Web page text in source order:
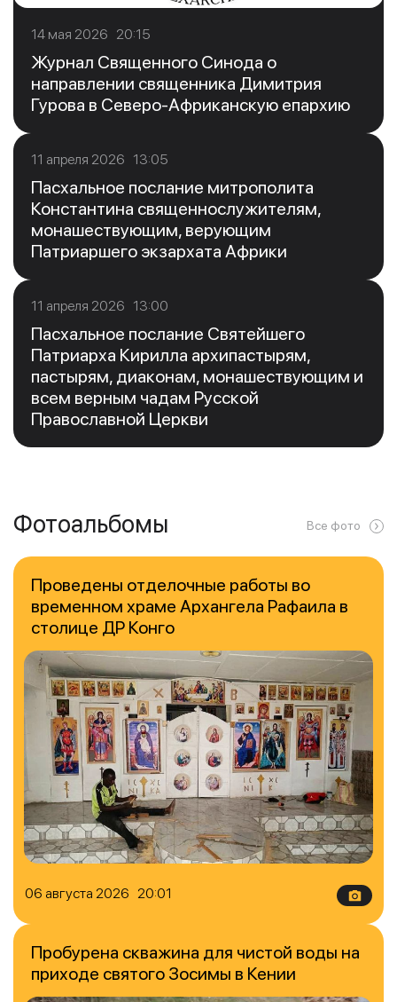
14 мая 2026 20:15
Журнал Священного Синода о
направлении священника Димитрия
Гурова в Северо-Африканскую епархию
11 апреля 2026 13:05
Пасхальное послание митрополита
Константина священнослужителям,
монашествующим, верующим
Патриаршего экзархата Африки
11 апреля 2026 13:00
Пасхальное послание Святейшего
Патриарха Кирилла архипастырям,
пастырям, диаконам, монашествующим и
всем верным чадам Русской
Православной Церкви
Фотоальбомы Все фото
06 августа 2026 20:01
Проведены отделочные работы во
временном храме Архангела Рафаила в
столице ДР Конго
Пробурена скважина для чистой воды на
приходе святого Зосимы в Кении